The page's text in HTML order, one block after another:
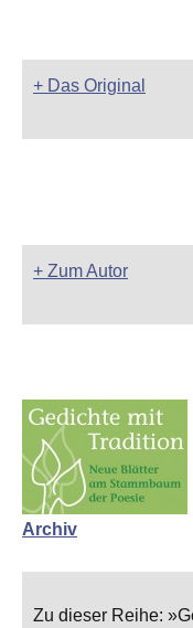
+ Das Original
+ Zum Autor
Archiv
Zu dieser Reihe: